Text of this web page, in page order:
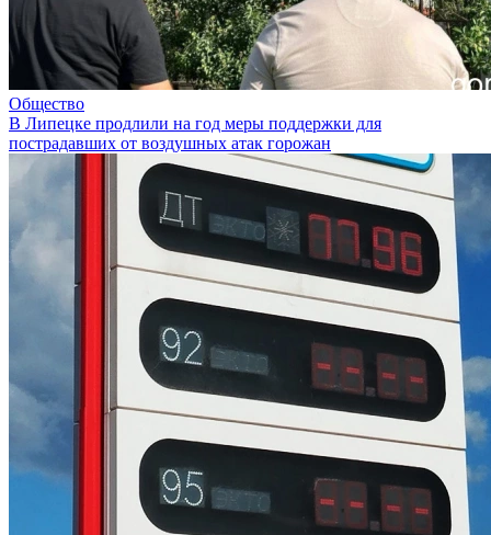
Общество
В Липецке продлили на год меры поддержки для
пострадавших от воздушных атак горожан